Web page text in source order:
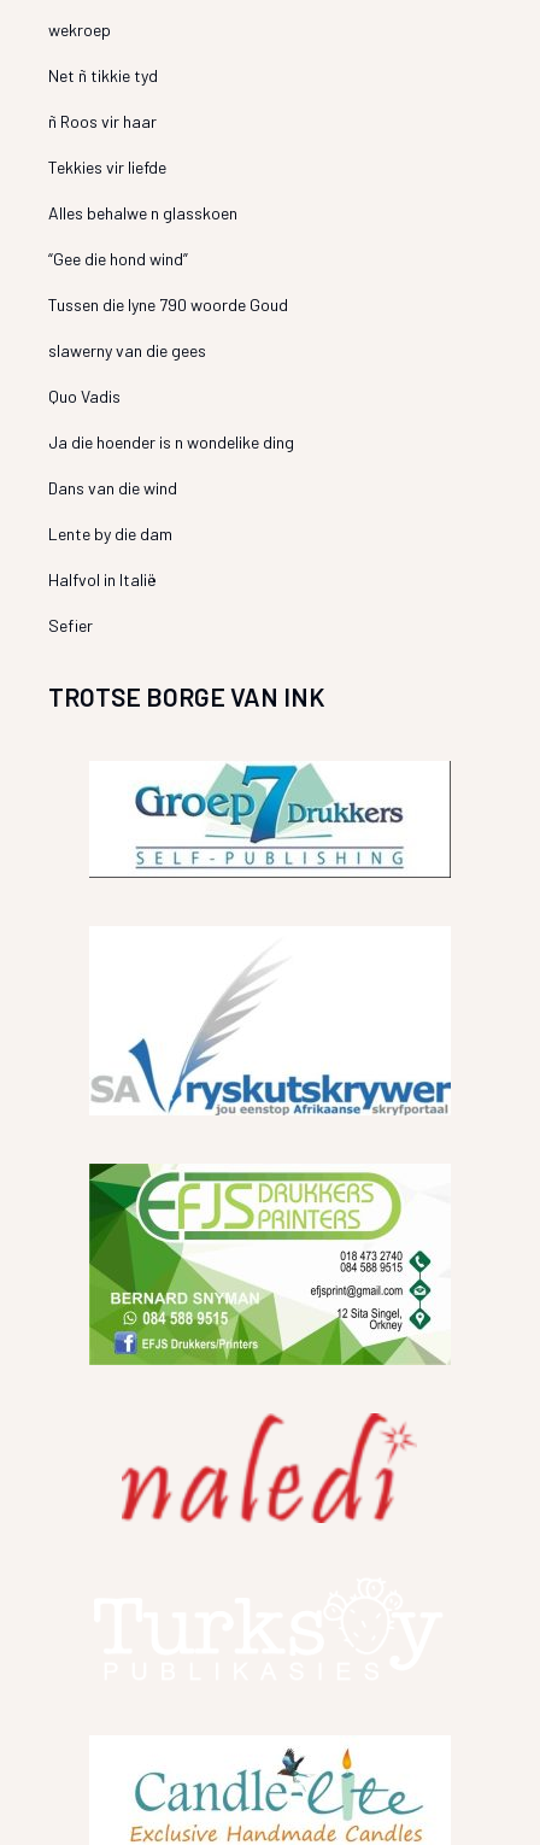
wekroep
Net ñ tikkie tyd
ñ Roos vir haar
Tekkies vir liefde
Alles behalwe n glasskoen
“Gee die hond wind”
Tussen die lyne 790 woorde Goud
slawerny van die gees
Quo Vadis
Ja die hoender is n wondelike ding
Dans van die wind
Lente by die dam
Halfvol in Italië
Sefier
TROTSE BORGE VAN INK